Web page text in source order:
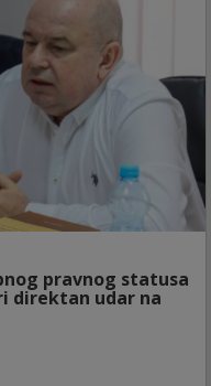
pravnog statusa
direktan udar na